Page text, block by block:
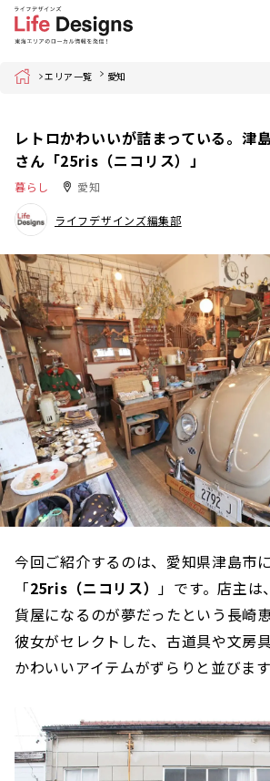
Home エリア一覧 愛知
レトロかわいいが詰まっている。津
さん「25ris（ニコリス）」
暮らし 愛知
ライフデザインズ編集部
今回ご紹介するのは、愛知県津島市
「25ris（ニコリス）」です。店主は
貨屋になるのが夢だったという長崎
彼女がセレクトした、古道具や文房
かわいいアイテムがずらりと並びます